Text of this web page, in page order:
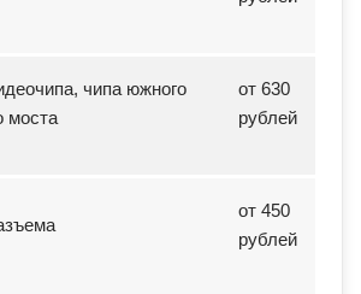
чипа южного
моста
от 630
рублей
от 450
рублей